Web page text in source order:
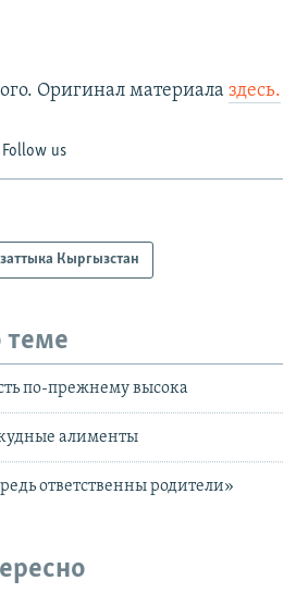
Оригинал материала здесь.
Follow us
Кыргызстан
по-прежнему высока
алименты
ответственны родители»